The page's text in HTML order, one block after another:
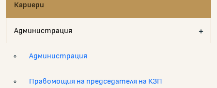
Кариери
Администрация
Администрация
Правомощия на председателя на КЗП